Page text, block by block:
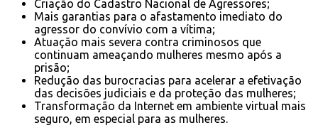
Criação do Cadastro Nacional de Agressores;
Mais garantias para o afastamento imediato do
agressor do convívio com a vítima;
Atuação mais severa contra criminosos que
continuam ameaçando mulheres mesmo após a
prisão;
Redução das burocracias para acelerar a efetivação
das decisões judiciais e da proteção das mulheres;
Transformação da Internet em ambiente virtual mais
seguro, em especial para as mulheres.